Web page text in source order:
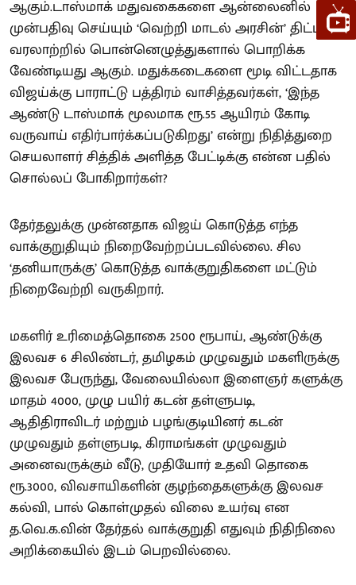
ஆகும்.டாஸ்மாக் மதுவகைகளை ஆன்லைனில்
முன்பதிவு செய்யும் ‘வெற்றி மாடல் அரசின்’ திட்டம்
வரலாற்றில் பொன்னெழுத்துகளால் பொறிக்க
வேண்டியது ஆகும். மதுக்கடைகளை மூடி விட்டதாக
விஜய்க்கு பாராட்டு பத்திரம் வாசித்தவர்கள், ‘இந்த
ஆண்டு டாஸ்மாக் மூலமாக ரூ.55 ஆயிரம் கோடி
வருவாய் எதிர்பார்க்கப்படுகிறது’ என்று நிதித்துறை
செயலாளர் சித்திக் அளித்த பேட்டிக்கு என்ன பதில்
சொல்லப் போகிறார்கள்?
தேர்தலுக்கு முன்னதாக விஜய் கொடுத்த எந்த
வாக்குறுதியும் நிறைவேற்றப்படவில்லை. சில
‘தனியாருக்கு’ கொடுத்த வாக்குறுதிகளை மட்டும்
நிறைவேற்றி வருகிறார்.
மகளிர் உரிமைத்தொகை 2500 ரூபாய், ஆண்டுக்கு
இலவச 6 சிலிண்டர், தமிழகம் முழுவதும் மகளிருக்கு
இலவச பேருந்து, வேலையில்லா இளைஞர் களுக்கு
மாதம் 4000, முழு பயிர் கடன் தள்ளுபடி,
ஆதிதிராவிடர் மற்றும் பழங்குடியினர் கடன்
முழுவதும் தள்ளுபடி, கிராமங்கள் முழுவதும்
அனைவருக்கும் வீடு, முதியோர் உதவி தொகை
ரூ.3000, விவசாயிகளின் குழந்தைகளுக்கு இலவச
கல்வி, பால் கொள்முதல் விலை உயர்வு என
த.வெ.க.வின் தேர்தல் வாக்குறுதி எதுவும் நிதிநிலை
அறிக்கையில் இடம் பெறவில்லை.